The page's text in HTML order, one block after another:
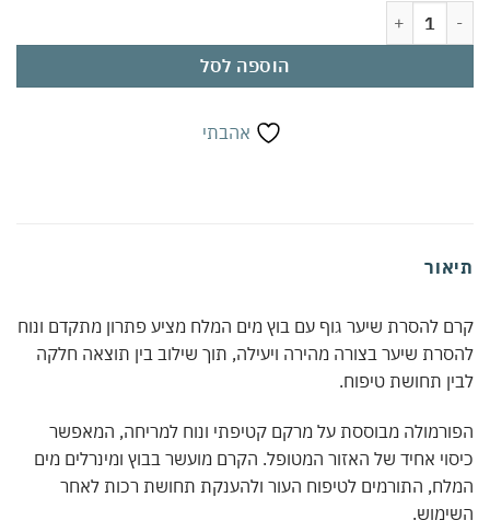
כמות של קרם להסרת שיער גוף עם בוץ מים המלח | הסרה מהירה ב-5 דקות | עור חלק ורך | מועשר במינרלים מים המלח | שימוש ביתי נוח
הוספה לסל
אהבתי
תיאור
קרם להסרת שיער גוף עם בוץ מים המלח מציע פתרון מתקדם ונוח
להסרת שיער בצורה מהירה ויעילה, תוך שילוב בין תוצאה חלקה
לבין תחושת טיפוח.
הפורמולה מבוססת על מרקם קטיפתי ונוח למריחה, המאפשר
כיסוי אחיד של האזור המטופל. הקרם מועשר בבוץ ומינרלים מים
המלח, התורמים לטיפוח העור ולהענקת תחושת רכות לאחר
השימוש.